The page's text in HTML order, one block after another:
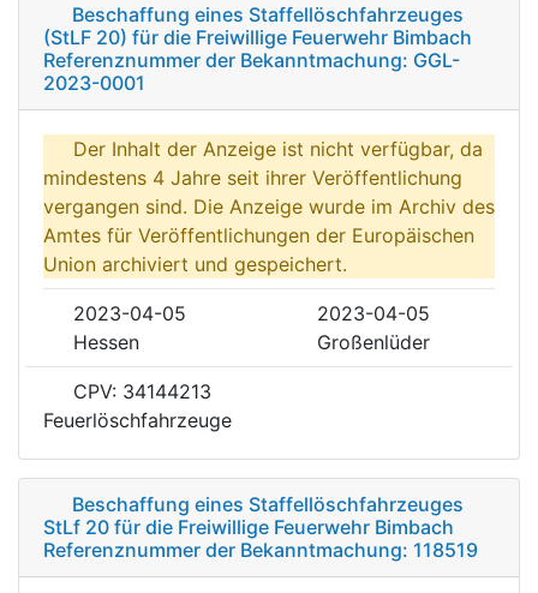
Beschaffung eines Staffellöschfahrzeuges
(StLF 20) für die Freiwillige Feuerwehr Bimbach
Referenznummer der Bekanntmachung: GGL-
2023-0001
Der Inhalt der Anzeige ist nicht verfügbar, da
mindestens 4 Jahre seit ihrer Veröffentlichung
vergangen sind. Die Anzeige wurde im Archiv des
Amtes für Veröffentlichungen der Europäischen
Union archiviert und gespeichert.
2023-04-05
2023-04-05
Hessen
Großenlüder
CPV: 34144213
Feuerlöschfahrzeuge
Beschaffung eines Staffellöschfahrzeuges
StLf 20 für die Freiwillige Feuerwehr Bimbach
Referenznummer der Bekanntmachung: 118519